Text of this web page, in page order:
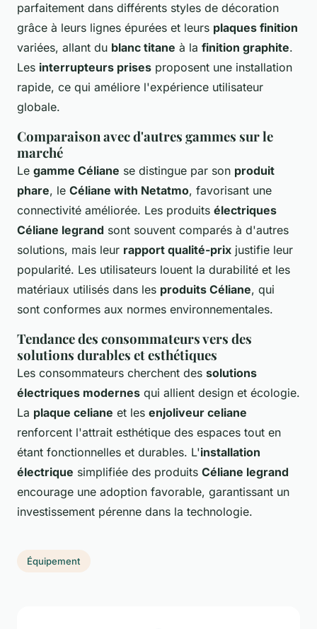
parfaitement dans différents styles de décoration
grâce à leurs lignes épurées et leurs plaques finition
variées, allant du blanc titane à la finition graphite.
Les interrupteurs prises proposent une installation
rapide, ce qui améliore l'expérience utilisateur
globale.
Comparaison avec d'autres gammes sur le
marché
Le gamme Céliane se distingue par son produit
phare, le Céliane with Netatmo, favorisant une
connectivité améliorée. Les produits électriques
Céliane legrand sont souvent comparés à d'autres
solutions, mais leur rapport qualité-prix justifie leur
popularité. Les utilisateurs louent la durabilité et les
matériaux utilisés dans les produits Céliane, qui
sont conformes aux normes environnementales.
Tendance des consommateurs vers des
solutions durables et esthétiques
Les consommateurs cherchent des solutions
électriques modernes qui allient design et écologie.
La plaque celiane et les enjoliveur celiane
renforcent l'attrait esthétique des espaces tout en
étant fonctionnelles et durables. L'installation
électrique simplifiée des produits Céliane legrand
encourage une adoption favorable, garantissant un
investissement pérenne dans la technologie.
Équipement